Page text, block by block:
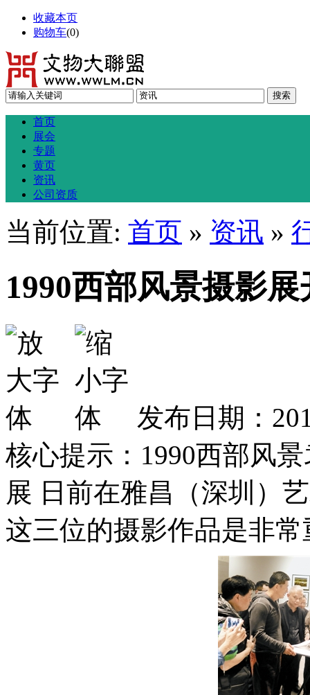
收藏本页
购物车(0)
首页
展会
专题
黄页
资讯
公司资质
当前位置: 首页 » 资讯 »
1990西部风景摄影展
发布日期：
核心提示：1990西部风
展 日前在雅昌（深圳）
这三位的摄影作品是非